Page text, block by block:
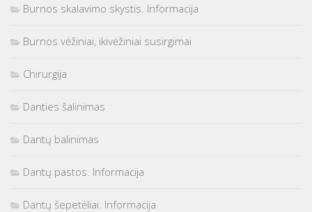
Burnos skalavimo skystis. Informacija
Burnos vėžiniai, ikivėžiniai susirgimai
Chirurgija
Danties šalinimas
Dantų balinimas
Dantų pastos. Informacija
Dantų šepetėliai. Informacija